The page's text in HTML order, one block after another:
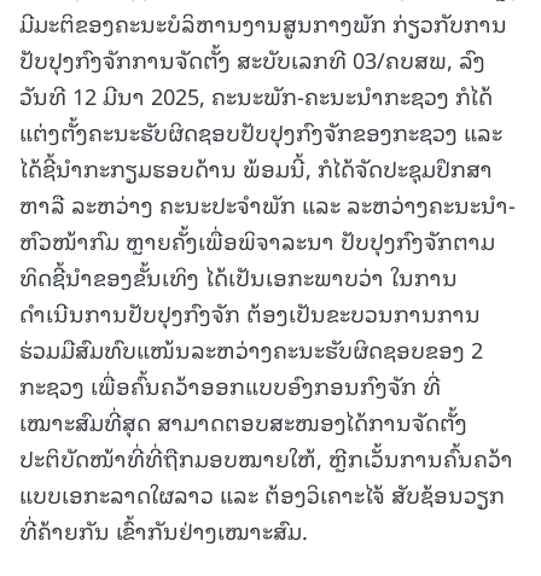
ມີມະຕິຂອງຄະນະບໍລິຫານງານສູນກາງພັກ ກ່ຽວກັບການ
ປັບປຸງກົງຈັກການຈັດຕັ້ງ ສະບັບເລກທີ 03/ຄບສພ, ລົງ
ວັນທີ 12 ມີນາ 2025, ຄະນະພັກ-ຄະນະນຳກະຊວງ ກໍໄດ້
ແຕ່ງຕັ້ງຄະນະຮັບຜິດຊອບປັບປຸງກົງຈັກຂອງກະຊວງ ແລະ
ໄດ້ຊີ້ນຳກະກຽມຮອບດ້ານ ພ້ອມນີ້, ກໍໄດ້ຈັດປະຊຸມປຶກສາ
ຫາລື ລະຫວ່າງ ຄະນະປະຈຳພັກ ແລະ ລະຫວ່າງຄະນະນຳ-
ຫົວໜ້າກົມ ຫຼາຍຄັ້ງເພື່ອພິຈາລະນາ ປັບປຸງກົງຈັກຕາມ
ທິດຊີ້ນຳຂອງຂັ້ນເທິງ ໄດ້ເປັນເອກະພາບວ່າ ໃນການ
ດຳເນີນການປັບປຸງກົງຈັກ ຕ້ອງເປັນຂະບວນການການ
ຮ່ວມມືສົມທົບແໜ້ນລະຫວ່າງຄະນະຮັບຜິດຊອບຂອງ 2
ກະຊວງ ເພື່ອຄົ້ນຄວ້າອອກແບບອົງກອນກົງຈັກ ທີ່
ເໝາະສົມທີ່ສຸດ ສາມາດຕອບສະໜອງໄດ້ການຈັດຕັ້ງ
ປະຕິບັດໜ້າທີ່ທີ່ຖືກມອບໝາຍໃຫ້, ຫຼີກເວັ້ນການຄົ້ນຄວ້າ
ແບບເອກະລາດໃຜລາວ ແລະ ຕ້ອງວິເຄາະໄຈ້ ສັບຊ້ອນວຽກ
ທີ່ຄ້າຍກັນ ເຂົ້າກັນຢ່າງເໝາະສົມ.